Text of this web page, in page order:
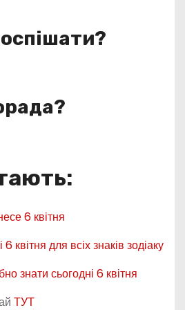
6 квітня
квітня для всіх знаків зодіаку
знати сьогодні 6 квітня
ТУТ